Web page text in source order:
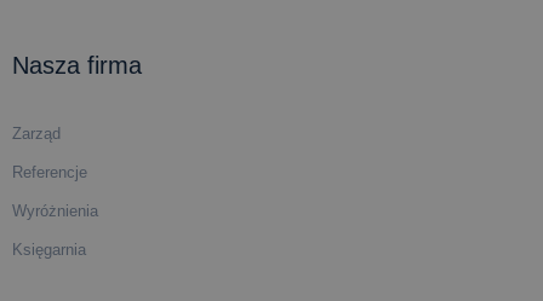
Nasza firma
Zarząd
Referencje
Wyróżnienia
Księgarnia